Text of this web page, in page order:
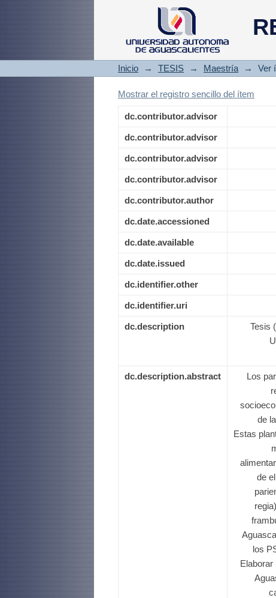
Inventario y
con plantas
Inicio → TESIS → Maestría → Ver
Mostrar el registro sencillo del ítem
dc.contributor.advisor
dc.contributor.advisor
dc.contributor.advisor
dc.contributor.advisor
dc.contributor.author
dc.date.accessioned
dc.date.available
dc.date.issued
dc.identifier.other
dc.identifier.uri
dc.description
Tesis
dc.description.abstract
Los
de
Estas
de
los
Elaborar